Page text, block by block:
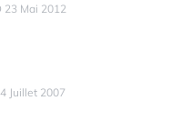
23 Mai 2012
Juillet 2007